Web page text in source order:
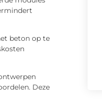
beton op te
Deze